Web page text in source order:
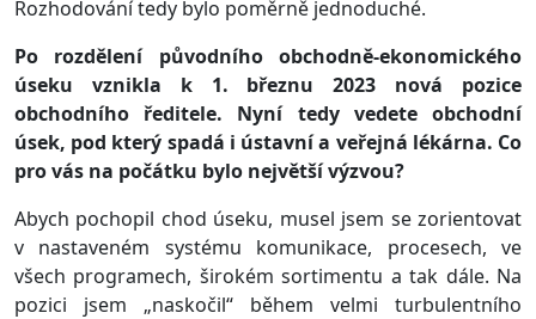
Rozhodování tedy bylo poměrně jednoduché.
Po rozdělení původního obchodně-ekonomického
úseku vznikla k 1. březnu 2023 nová pozice
obchodního ředitele. Nyní tedy vedete obchodní
úsek, pod který spadá i ústavní a veřejná lékárna. Co
pro vás na počátku bylo největší výzvou?
Abych pochopil chod úseku, musel jsem se zorientovat
v nastaveném systému komunikace, procesech, ve
všech programech, širokém sortimentu a tak dále. Na
pozici jsem „naskočil“ během velmi turbulentního